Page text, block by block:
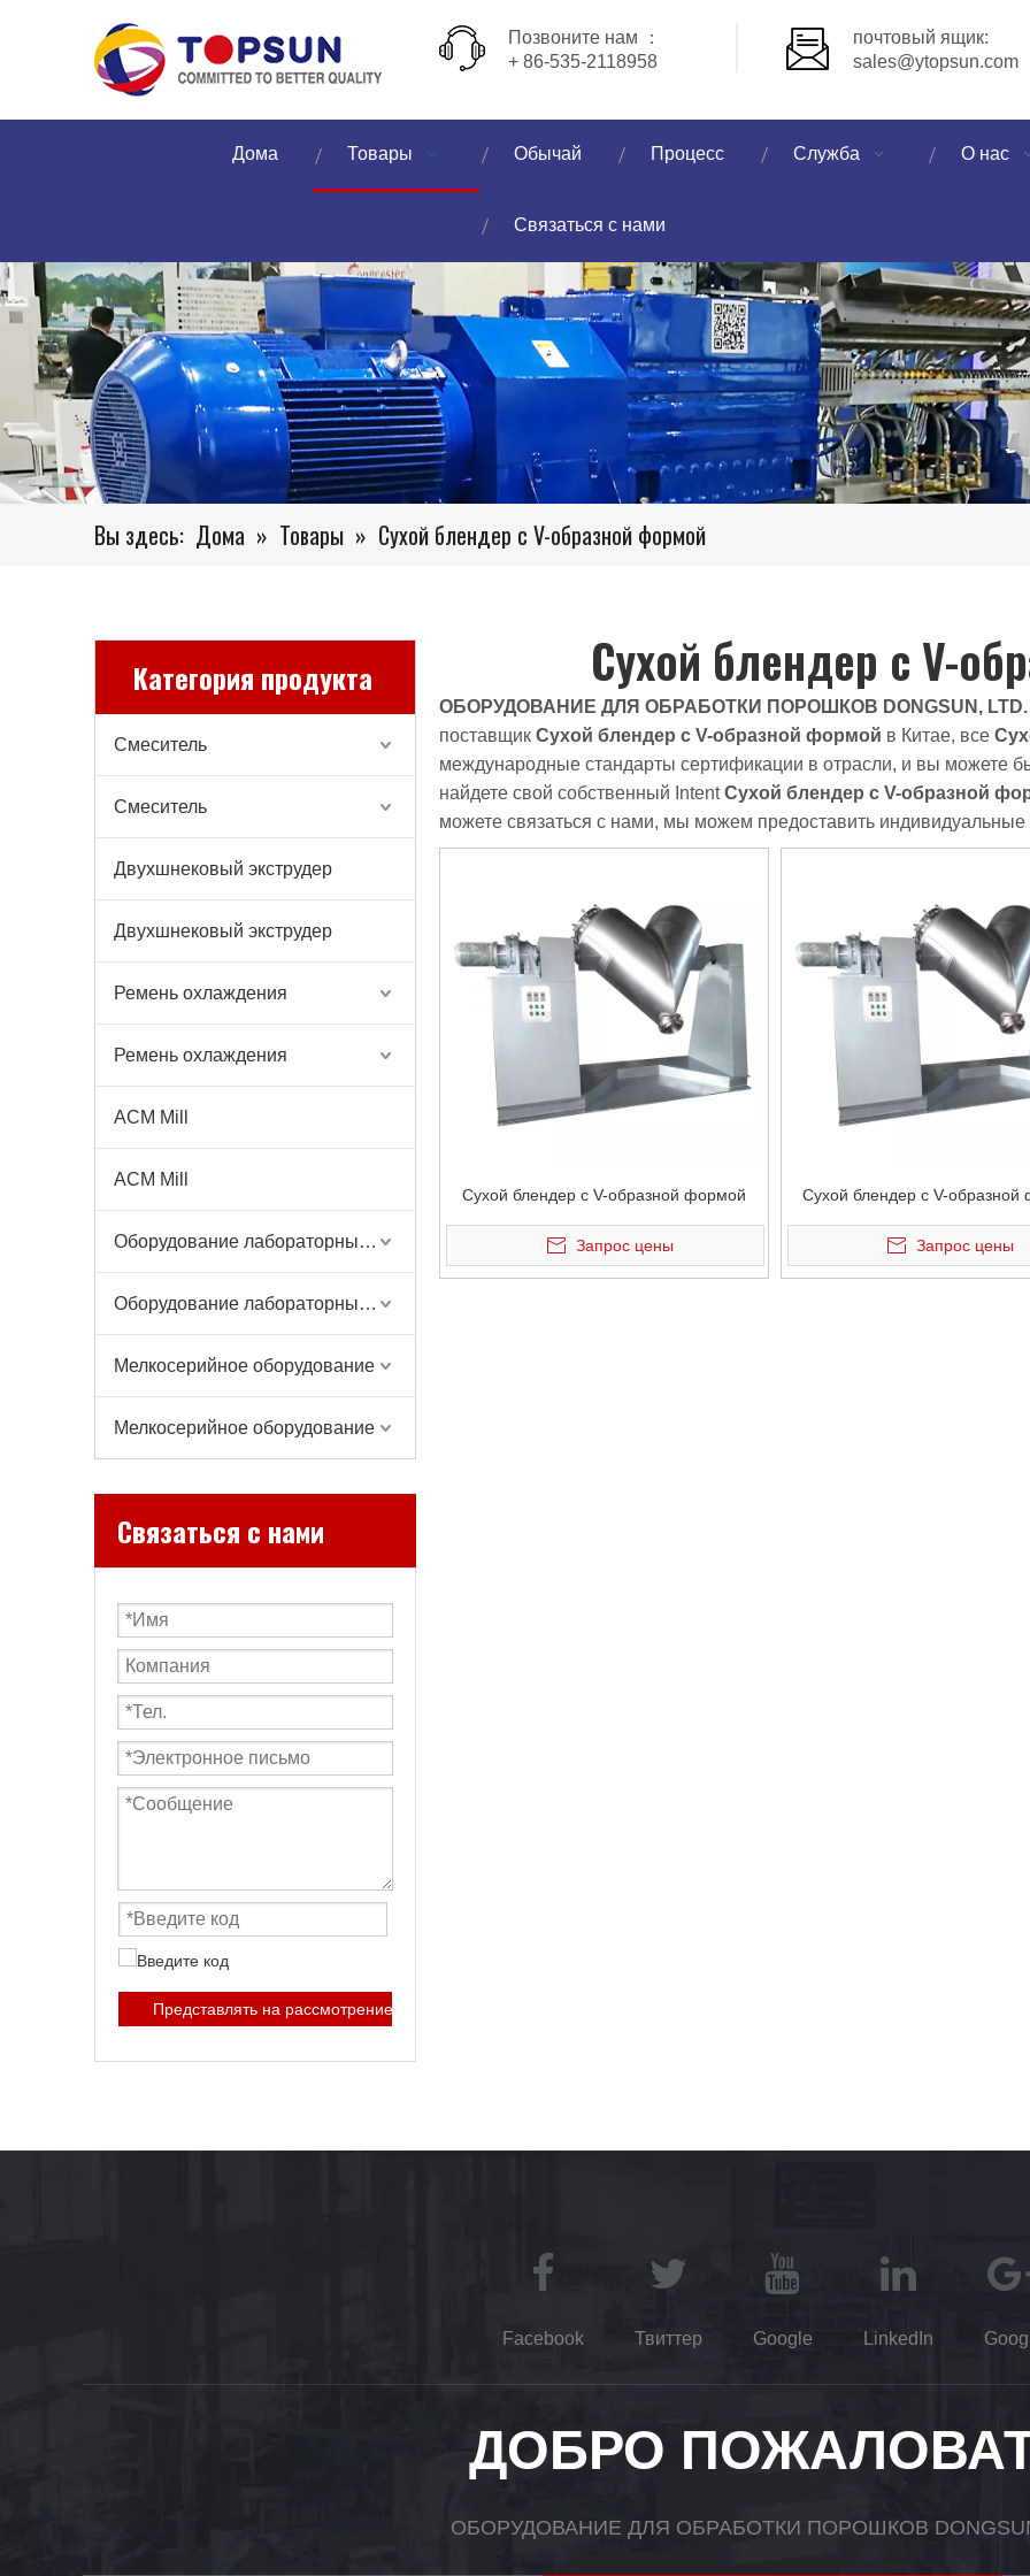
Позвоните нам ：
+ 86-535-2118958
почтовый ящик:
sales@ytopsun.com
Дома Товары Обычай Процесс Служба О нас
Связаться с нами
Вы здесь: Дома » Товары » Сухой блендер с V-образной формой
Категория продукта
Смеситель
Смеситель
Двухшнековый экструдер
Двухшнековый экструдер
Ремень охлаждения
Ремень охлаждения
ACM Mill
ACM Mill
Оборудование лабораторных весов
Оборудование лабораторных весов
Мелкосерийное оборудование
Мелкосерийное оборудование
Связаться с нами
Представлять на рассмотрение
Сухой блендер с V-
ОБОРУДОВАНИЕ ДЛЯ ОБРАБОТКИ ПОРОШКОВ DONGSUN, LTD.
поставщик Сухой блендер с V-образной формой в Китае, все
международные стандарты сертификации в отрасли, и вы можете
найдете свой собственный IntentСухой блендер с V-образной
можете связаться с нами, мы можем предоставить индивидуальные
Сухой блендер с V-образной формой
Запрос цены
Сухой блендер с V-образной
Запрос цены
Facebook Твиттер Google LinkedIn
ДОБРО
ОБОРУДОВАНИЕ ДЛЯ ОБРАБОТКИ ПОРОШКОВ